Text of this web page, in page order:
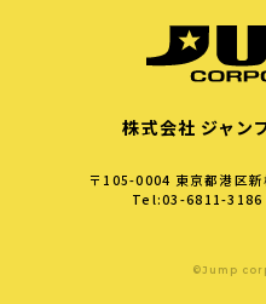
株式会社 ジャン
〒105-0004 東京都港区
Tel:03-6811-
©Jump